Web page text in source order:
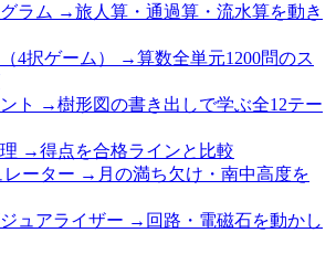
ラム →旅人算・通過算・流水算を動き
4択ゲーム）
→算数全単元1200問のス
ト
→樹形図の書き出しで学ぶ全12テー
→得点を合格ラインと比較
ーター → 月の満ち欠け・南中高度を
ュアライザー → 回路・電磁石を動かし